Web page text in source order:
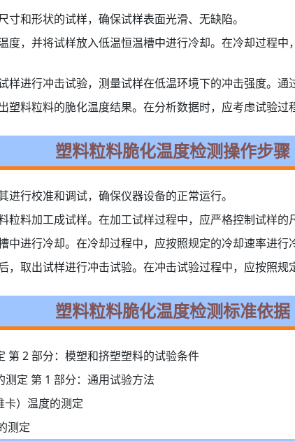
和形状的试样，确保试样表面光滑、无缺陷。
度，并将试样放入低温恒温槽中进行冷却。在冷却过程
进行冲击试验，测量试样在低温环境下的冲击强度。通
塑料粒料的脆化温度结果。在分析数据时，应考虑试验
塑料粒料脆化温度检测操作步骤
行校准和调试，确保仪器设备的正常运行。
粒料加工成试样。在加工试样过程中，应严格控制试样的
中进行冷却。在冷却过程中，应按照规定的冷却速率进行
，取出试样进行冲击试验。在冲击试验过程中，应按照
塑料粒料脆化温度检测标准依据
第 2 部分：模塑和挤塑塑料的试验条件
定 第 1 部分：通用试验方法
卡）温度的测定
测定